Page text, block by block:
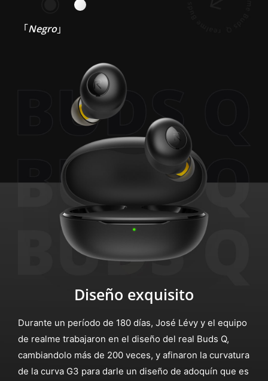
Diseño exquisito
Durante un período de 180 días, José Lévy y el equipo
de realme trabajaron en el diseño del real Buds Q,
cambiandolo más de 200 veces, y afinaron la curvatura
de la curva G3 para darle un diseño de adoquín que es
「Negro」